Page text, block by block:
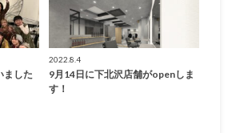
ました
2022.8.4
9月14日に下北沢店舗がopenしま
す！